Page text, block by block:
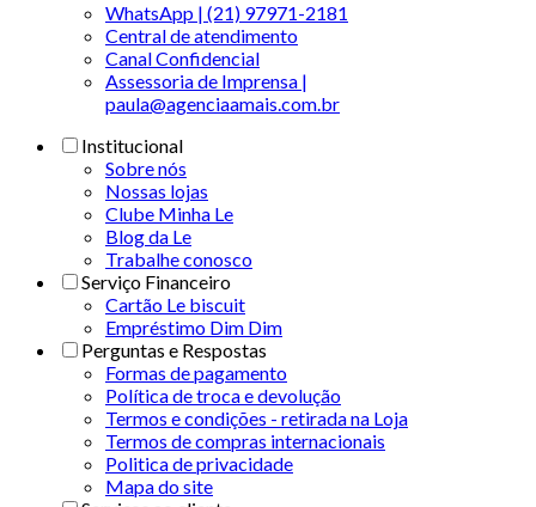
WhatsApp | (21) 97971-2181
Central de atendimento
Canal Confidencial
Assessoria de Imprensa |
paula@agenciaamais.com.br
Institucional
Sobre nós
Nossas lojas
Clube Minha Le
Blog da Le
Trabalhe conosco
Serviço Financeiro
Cartão Le biscuit
Empréstimo Dim Dim
Perguntas e Respostas
Formas de pagamento
Política de troca e devolução
Termos e condições - retirada na Loja
Termos de compras internacionais
Politica de privacidade
Mapa do site